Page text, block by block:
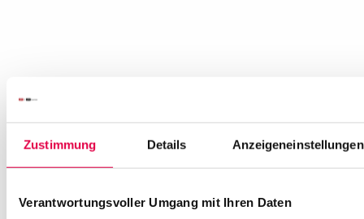
Zustimmung Details Anzeigeneinstellungen
Verantwortungsvoller Umgang mit Ihren Daten